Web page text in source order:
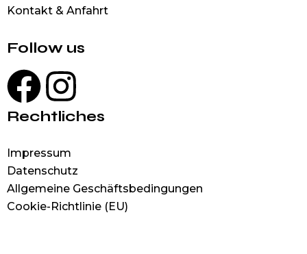
Kontakt & Anfahrt
Follow us
Rechtliches
Impressum
Datenschutz
Allgemeine Geschäftsbedingungen
Cookie-Richtlinie (EU)